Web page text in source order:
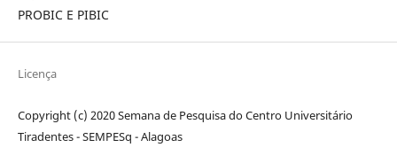
PROBIC E PIBIC
Licença
Copyright (c) 2020 Semana de Pesquisa do Centro Universitário
Tiradentes - SEMPESq - Alagoas